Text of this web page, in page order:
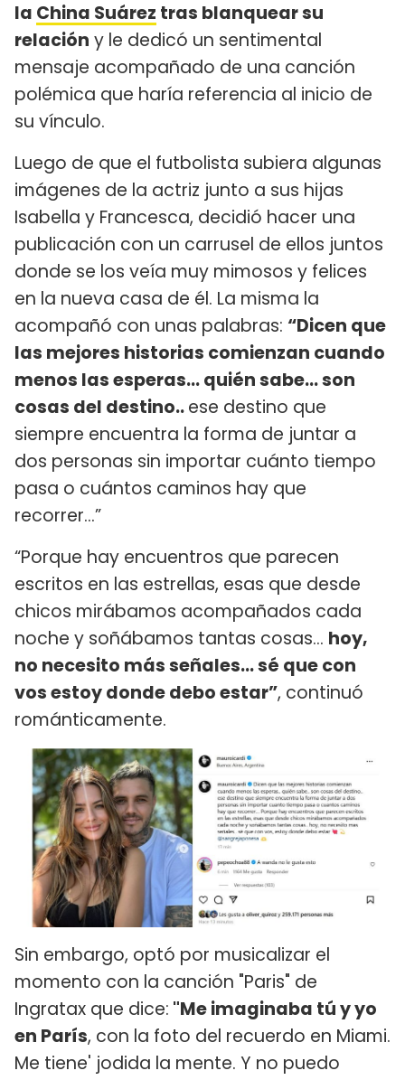
la China Suárez tras blanquear su
relación y le dedicó un sentimental
mensaje acompañado de una canción
polémica que haría referencia al inicio de
su vínculo.
Luego de que el futbolista subiera algunas
imágenes de la actriz junto a sus hijas
Isabella y Francesca, decidió hacer una
publicación con un carrusel de ellos juntos
donde se los veía muy mimosos y felices
en la nueva casa de él. La misma la
acompañó con unas palabras: “Dicen que
las mejores historias comienzan cuando
menos las esperas... quién sabe... son
cosas del destino..ese destino que
siempre encuentra la forma de juntar a
dos personas sin importar cuánto tiempo
pasa o cuántos caminos hay que
recorrer…”
“Porque hay encuentros que parecen
escritos en las estrellas, esas que desde
chicos mirábamos acompañados cada
noche y soñábamos tantas cosas... hoy,
no necesito más señales... sé que con
vos estoy donde debo estar”, continuó
románticamente.
Sin embargo, optó por musicalizar el
momento con la canción "Paris" de
Ingratax que dice: "Me imaginaba tú y yo
en París, con la foto del recuerdo en Miami.
Me tiene' jodida la mente. Y no puedo